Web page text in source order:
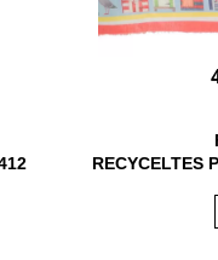
RECYCELTES